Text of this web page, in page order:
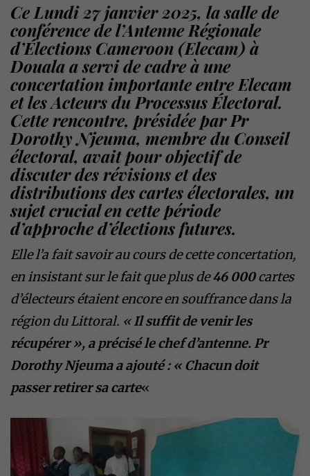
Ce Lundi 27 janvier 2025, la salle de
conférence de l’Antenne Régionale
d’Élections Cameroon (Elecam) à
Douala a servi de cadre à une
concertation importante entre Elecam
et les Acteurs du Processus Électoral.
Cette rencontre, présidée par Pr
Dorothy Njeuma, membre du Conseil
électoral, avait pour objectif de
discuter des révisions et des
distributions des cartes électorales, un
sujet crucial en cette période
d’approche d’élections futures.
Elle l’a fait savoir au cours de cette concertation,
en insistant sur le fait que plus de46 000cartes
d’électeurs étaient encore en souffrance dans la
région du Littoral. «Il suffit de venir les
récupérer », a précisé le chef d’antenne. Pr
Dorothy Njeuma a ajouté : « Chacun doit
passer retirer sa carte«